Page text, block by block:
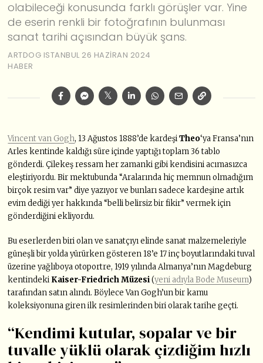
olabileceği konusunda farklı görüşler var. Yine
de eserin renkli bir fotoğrafının bulunması
sanat tarihi açısından büyük şans.
ARTDOG ISTANBUL 26 HAZIRAN 2024
HABER
Vincent van Gogh, 13 Ağustos 1888’de kardeşiTheo‘ya Fransa’nın
Arles kentinde kaldığı süre içinde yaptığı toplam 36 tablo
gönderdi. Çilekeş ressam her zamanki gibi kendisini acımasızca
eleştiriyordu. Bir mektubunda “Aralarında hiç memnun olmadığım
birçok resim var” diye yazıyor ve bunları sadece kardeşine artık
evim dediği yer hakkında “belli belirsiz bir fikir” vermek için
gönderdiğini ekliyordu.
Bu eserlerden biri olan ve sanatçıyı elinde sanat malzemeleriyle
güneşli bir yolda yürürken gösteren 18’e 17 inç boyutlarındaki tuval
üzerine yağlıboya otoportre, 1919 yılında Almanya’nın Magdeburg
kentindeki Kaiser-Friedrich Müzesi(yeni adıyla Bode Museum)
tarafından satın alındı. Böylece Van Gogh’un bir kamu
koleksiyonuna giren ilk resimlerinden biri olarak tarihe geçti.
“Kendimi kutular, sopalar ve bir
tuvalle yüklü olarak çizdiğim hızlı